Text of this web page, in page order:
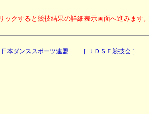
ックすると競技結果の詳細表示画面へ進みます。
本ダンススポーツ連盟 ［ ＪＤＳＦ競技会 ］